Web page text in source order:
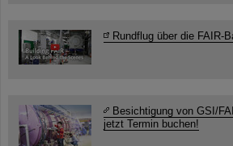
Rundflug über die FAIR-
Besichtigung von GSI/
jetzt Termin buchen!